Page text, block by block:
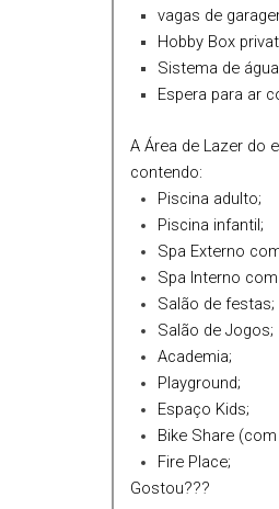
Registro de
vagas de
Hobby Box
Sistema de
Espera para ar
A Área de Lazer do
contendo:
Piscina adulto;
Piscina infantil;
Spa Externo
Spa Interno
Salão de festas;
Salão de Jogos;
Academia;
Playground;
Espaço Kids;
Bike Share
Fire Place;
Gostou???